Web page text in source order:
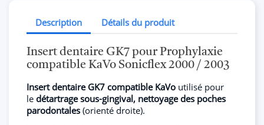
Description Détails du produit
Insert dentaire GK7 pour Prophylaxie
compatible KaVo Sonicflex 2000 / 2003
Insert dentaire GK7 compatible KaVo utilisé pour
le détartrage sous-gingival, nettoyage des poches
parodontales (orienté droite).